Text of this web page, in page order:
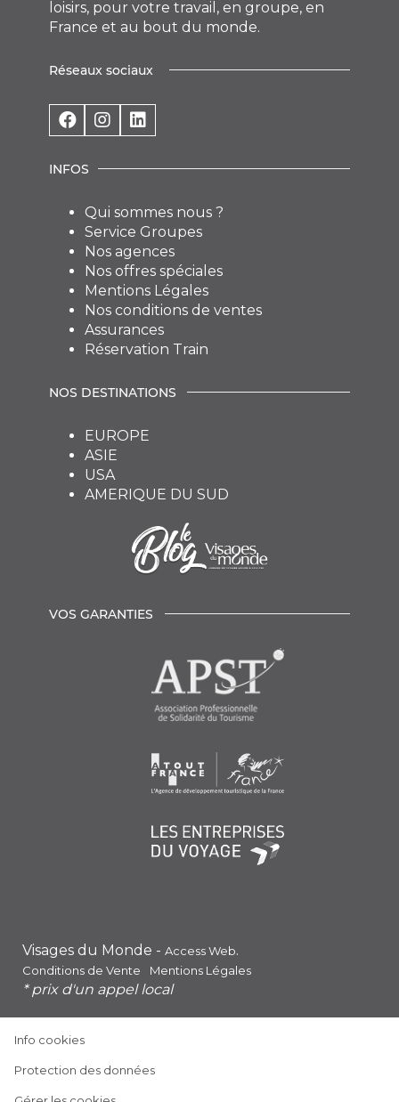
loisirs, pour votre travail, en groupe, en
France et au bout du monde.
Réseaux sociaux
INFOS
Qui sommes nous ?
Service Groupes
Nos agences
Nos offres spéciales
Mentions Légales
Nos conditions de ventes
Assurances
Réservation Train
NOS DESTINATIONS
EUROPE
ASIE
USA
AMERIQUE DU SUD
VOS GARANTIES
Visages du Monde - Access Web.
Conditions de Vente Mentions Légales
* prix d'un appel local
Info cookies(ouvre
une
Protection des données(ouvre